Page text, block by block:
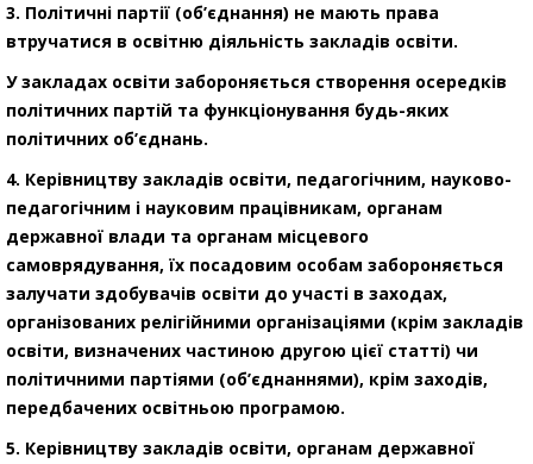
3. Політичні партії (об’єднання) не мають права
втручатися в освітню діяльність закладів освіти.
У закладах освіти забороняється створення осередків
політичних партій та функціонування будь-яких
політичних об’єднань.
4. Керівництву закладів освіти, педагогічним, науково-
педагогічним і науковим працівникам, органам
державної влади та органам місцевого
самоврядування, їх посадовим особам забороняється
залучати здобувачів освіти до участі в заходах,
організованих релігійними організаціями (крім закладів
освіти, визначених частиною другою цієї статті) чи
політичними партіями (об’єднаннями), крім заходів,
передбачених освітньою програмою.
5. Керівництву закладів освіти, органам державної